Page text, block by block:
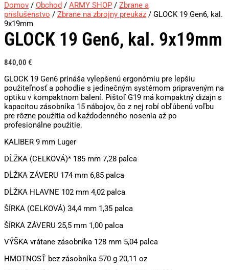
Domov / Obchod / ARMY SHOP / Zbrane a
príslušenstvo / Zbrane na zbrojny preukaz / GLOCK 19 Gen6, kal.
9x19mm
GLOCK 19 Gen6, kal. 9x19mm
840,00 €
GLOCK 19 Gen6 prináša vylepšenú ergonómiu pre lepšiu
použiteľnosť a pohodlie s jedinečným systémom pripraveným na
optiku v kompaktnom balení. Pištoľ G19 má kompaktný dizajn s
kapacitou zásobníka 15 nábojov, čo z nej robí obľúbenú voľbu
pre rôzne použitia od každodenného nosenia až po
profesionálne použitie.
KALIBER 9 mm Luger
DĹŽKA (CELKOVÁ)* 185 mm 7,28 palca
DĹŽKA ZÁVERU 174 mm 6,85 palca
DĹŽKA HLAVNE 102 mm 4,02 palca
ŠÍRKA (CELKOVÁ) 34,4 mm 1,35 palca
ŠÍRKA ZÁVERU 25,5 mm 1,00 palca
VÝŠKA vrátane zásobníka 128 mm 5,04 palca
HMOTNOSŤ bez zásobníka 570 g 20,11 oz